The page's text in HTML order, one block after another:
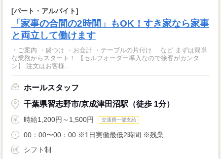
[パート・アルバイト]
「家事の合間の2時間」もOK！すき家なら家事
と両立して働けます
・ご案内 ・盛つけ ・お会計 ・テーブルの片付け など まずは簡単
な業務からスタート！ 【セルフオーダー導入なので接客がカンタ
ン】 注文はお客様...
ホールスタッフ
千葉県習志野市/京成津田沼駅（徒歩 1分）
時給1,200円～1,500円 交通費一部支給
00：00〜00：00 ※1日実働最低2時間 ※残業...
シフト制